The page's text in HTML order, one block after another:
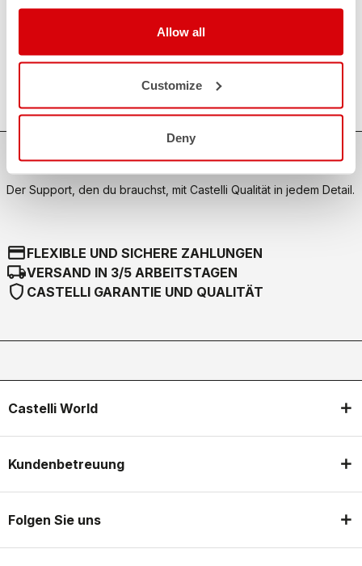
Allow all
Customize
Deny
quizHaben Sie noch weitere Fragen?
SICHER EINKAUFEN
Der Support, den du brauchst, mit Castelli Qualität in jedem Detail.
credit_cardFLEXIBLE UND SICHERE ZAHLUNGEN
local_shippingVERSAND IN 3/5 ARBEITSTAGEN
shield CASTELLI GARANTIE UND QUALITÄT
Castelli World
Kundenbetreuung
Folgen Sie uns